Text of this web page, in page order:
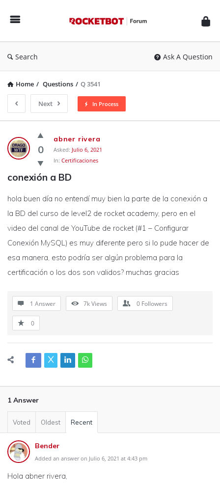
Forum
Search Ask A Question
Home / Questions / Q 3541
Next In Process
Rocketbot
Forum
Latest
Questions
0
abner rivera
Asked: Julio 6, 2021
In: Certificaciones
conexión a BD
hola buen día no entendí muy bien la parte de la conexión a
la BD del curso de level2 de rocket academy, pero en el
video del canal de YouTube de rocket (#1 – Configurar
Conexión MySQL) es muy diferente pero si lo pude hacer de
esa manera, esto podría ser algún problema para la
certificación o los dos son validos? muchas gracias
1 Answer 7kViews 0 Followers
0
1 Answer
Voted Oldest Recent
Bender
Added an answer on Julio 6, 2021 at 4:43 pm
Hola abner rivera,